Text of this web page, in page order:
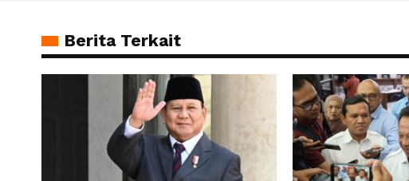
Berita Terkait